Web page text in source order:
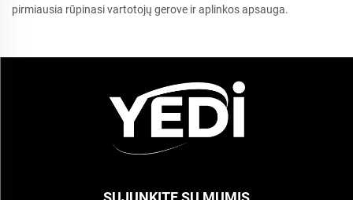
pirmiausia rūpinasi vartotojų gerove ir aplinkos apsauga.